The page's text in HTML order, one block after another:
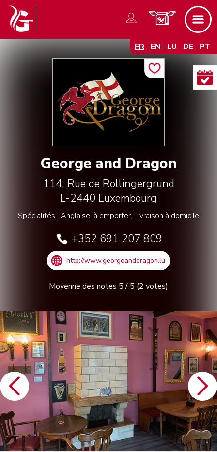
FR EN LU DE PT
George and Dragon
114, Rue de Rollingergrund
L-2440 Luxembourg
Spécialités : Anglaise, à emporter, Livraison à domicile
+352 691 207 809
http://www.georgeanddragon.lu
Moyenne des notes 5/ 5 (2 votes)